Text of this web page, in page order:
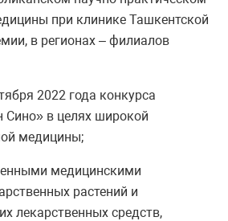
при клинике Ташкентской
в регионах – филиалов
2022 года конкурса
Сино» в целях широкой
медицины;
медицинскими
растений и
лекарственных средств,